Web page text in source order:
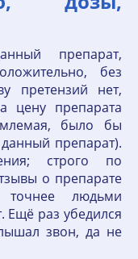
препарат,
без
претензий нет,
цену препарата
было бы
препарат).
строго по
о препарате
точнее людьми
Ещё раз убедился
звон, да не